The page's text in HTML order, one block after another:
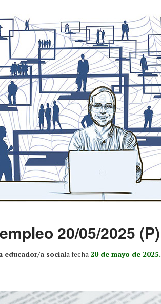
20/05/2025 (P)
educador/a sociala fecha 20 de mayo de 2025.